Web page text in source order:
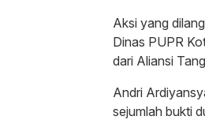
Aksi yang
Dinas PUPR
dari Aliansi
Andri
sejumlah bukti